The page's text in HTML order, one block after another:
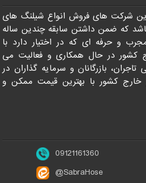
شرکت های فروش انواع شیلنگ های
که ضمن داشتن سابقه چندین ساله
و حرفه ای که در اختیار دارد با
کشور در حال همکاری و فعالیت می
بازرگانان و سرمایه گذاران در
کشور با بهترین قیمت ممکن و
09121161360
@SabraHose